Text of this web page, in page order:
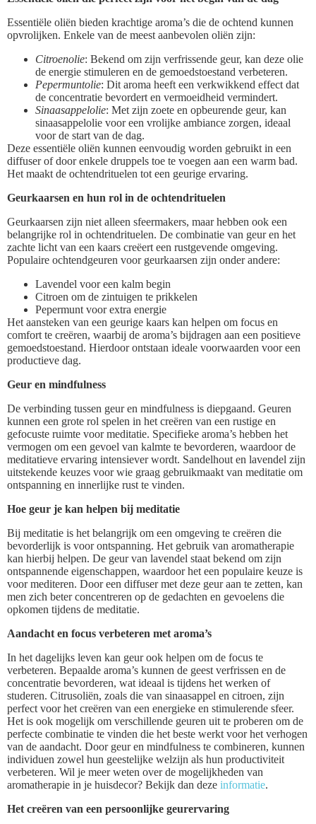
Essentiële oliën bieden krachtige aroma’s die de ochtend kunnen
opvrolijken. Enkele van de meest aanbevolen oliën zijn:
Citroenolie: Bekend om zijn verfrissende geur, kan deze olie
de energie stimuleren en de gemoedstoestand verbeteren.
Pepermuntolie: Dit aroma heeft een verkwikkend effect dat
de concentratie bevordert en vermoeidheid vermindert.
Sinaasappelolie: Met zijn zoete en opbeurende geur, kan
sinaasappelolie voor een vrolijke ambiance zorgen, ideaal
voor de start van de dag.
Deze essentiële oliën kunnen eenvoudig worden gebruikt in een
diffuser of door enkele druppels toe te voegen aan een warm bad.
Het maakt de ochtendrituelen tot een geurige ervaring.
Geurkaarsen en hun rol in de ochtendrituelen
Geurkaarsen zijn niet alleen sfeermakers, maar hebben ook een
belangrijke rol in ochtendrituelen. De combinatie van geur en het
zachte licht van een kaars creëert een rustgevende omgeving.
Populaire ochtendgeuren voor geurkaarsen zijn onder andere:
Lavendel voor een kalm begin
Citroen om de zintuigen te prikkelen
Pepermunt voor extra energie
Het aansteken van een geurige kaars kan helpen om focus en
comfort te creëren, waarbij de aroma’s bijdragen aan een positieve
gemoedstoestand. Hierdoor ontstaan ideale voorwaarden voor een
productieve dag.
Geur en mindfulness
De verbinding tussen geur en mindfulness is diepgaand. Geuren
kunnen een grote rol spelen in het creëren van een rustige en
gefocuste ruimte voor meditatie. Specifieke aroma’s hebben het
vermogen om een gevoel van kalmte te bevorderen, waardoor de
meditatieve ervaring intensiever wordt. Sandelhout en lavendel zijn
uitstekende keuzes voor wie graag gebruikmaakt van meditatie om
ontspanning en innerlijke rust te vinden.
Hoe geur je kan helpen bij meditatie
Bij meditatie is het belangrijk om een omgeving te creëren die
bevorderlijk is voor ontspanning. Het gebruik van aromatherapie
kan hierbij helpen. De geur van lavendel staat bekend om zijn
ontspannende eigenschappen, waardoor het een populaire keuze is
voor mediteren. Door een diffuser met deze geur aan te zetten, kan
men zich beter concentreren op de gedachten en gevoelens die
opkomen tijdens de meditatie.
Aandacht en focus verbeteren met aroma’s
In het dagelijks leven kan geur ook helpen om de focus te
verbeteren. Bepaalde aroma’s kunnen de geest verfrissen en de
concentratie bevorderen, wat ideaal is tijdens het werken of
studeren. Citrusoliën, zoals die van sinaasappel en citroen, zijn
perfect voor het creëren van een energieke en stimulerende sfeer.
Het is ook mogelijk om verschillende geuren uit te proberen om de
perfecte combinatie te vinden die het beste werkt voor het verhogen
van de aandacht. Door geur en mindfulness te combineren, kunnen
individuen zowel hun geestelijke welzijn als hun productiviteit
verbeteren. Wil je meer weten over de mogelijkheden van
aromatherapie in je huisdecor? Bekijk dan deze informatie.
Het creëren van een persoonlijke geurervaring